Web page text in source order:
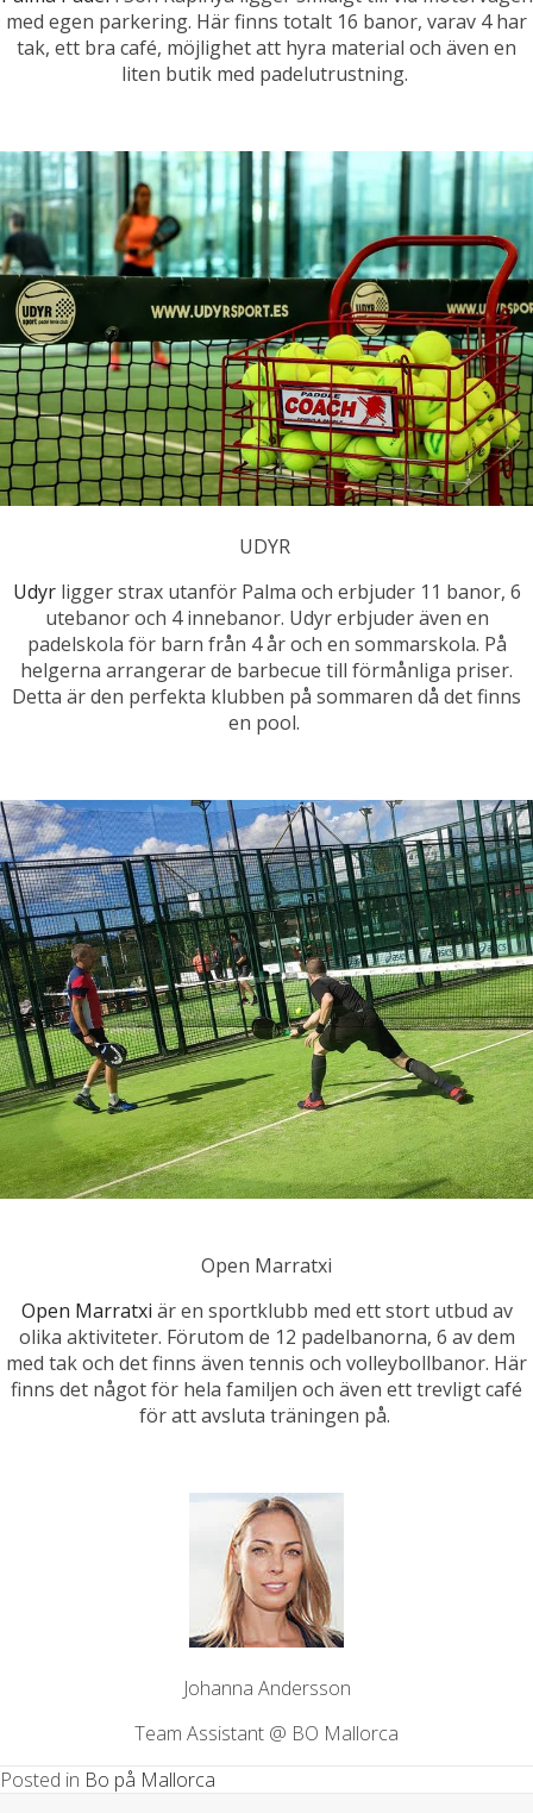
med egen parkering. Här finns totalt 16 banor, varav 4 har
tak, ett bra café, möjlighet att hyra material och även en
liten butik med padelutrustning.
UDYR
Udyrligger strax utanför Palma och erbjuder 11 banor, 6
utebanor och 4 innebanor. Udyr erbjuder även en
padelskola för barn från 4 år och en sommarskola. På
helgerna arrangerar de barbecue till förmånliga priser.
Detta är den perfekta klubben på sommaren då det finns
en pool.
Open Marratxi
Open Marratxi är en sportklubb med ett stort utbud av
olika aktiviteter. Förutom de 12 padelbanorna, 6 av dem
med tak och det finns även tennis och volleybollbanor. Här
finns det något för hela familjen och även ett trevligt café
för att avsluta träningen på.
Johanna Andersson
Team Assistant @ BO Mallorca
Posted in Bo på Mallorca